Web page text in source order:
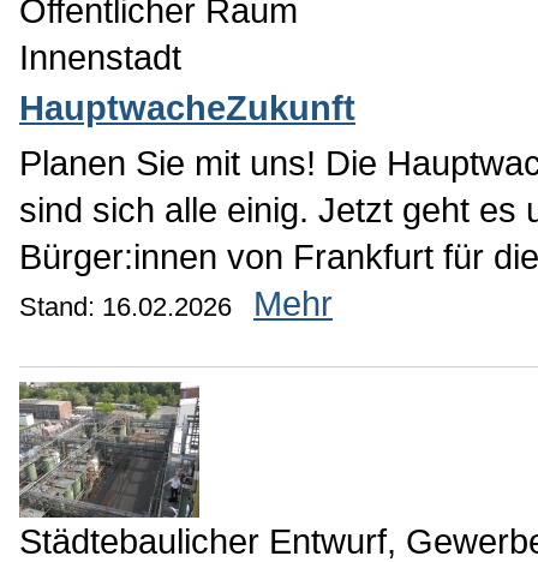
Öffentlicher Raum
Innenstadt
HauptwacheZukunft
Planen Sie mit uns! Die
sind sich alle einig. Jetzt geht es
Bürger:innen von Frankfurt für
Stand: 16.02.2026 Mehr
Städtebaulicher Entwurf,